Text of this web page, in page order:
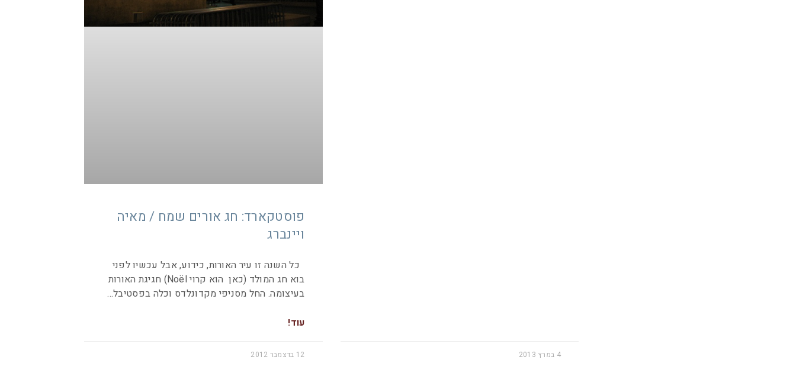
4 במרץ 2013
פוסטקארד: חג אורים שמח / מאיה
ויינברג
כל השנה זו עיר האורות, כידוע, אבל עכשיו לפני
בוא חג המולד (כאן הוא קרוי Noël) חגיגת האורות
בעיצומה. החל מסניפי מקדונלדס וכלה בפסטיבל
עוד!
12 בדצמבר 2012